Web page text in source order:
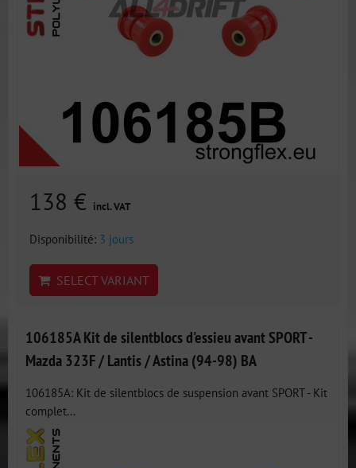
138 € incl. VAT
Disponibilité: 3 jours
SELECT VARIANT
106185A Kit de silentblocs d'essieu avant SPORT -
Mazda 323F / Lantis / Astina (94-98) BA
106185A: Kit de silentblocs de suspension avant SPORT - Kit
complet...